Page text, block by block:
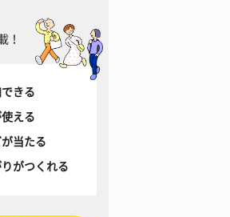
！
きる
える
当たる
がつくれる